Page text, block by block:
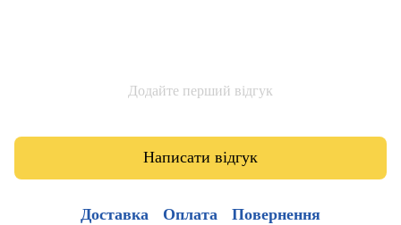
Додайте перший відгук
Написати відгук
Доставка Оплата Повернення